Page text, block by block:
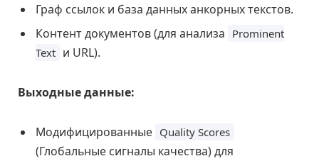
Граф ссылок и база данных анкорных текстов.
Контент документов (для анализа Prominent
Text и URL).
Выходные данные:
Модифицированные Quality Scores
(Глобальные сигналы качества) для